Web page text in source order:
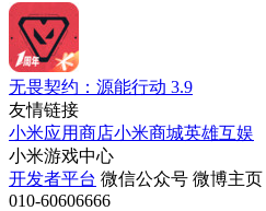
无畏契约：源能行动 3.9
友情链接
小米应用商店小米商城英雄互娱
小米游戏中心
开发者平台 微信公众号 微博主页
010-60606666